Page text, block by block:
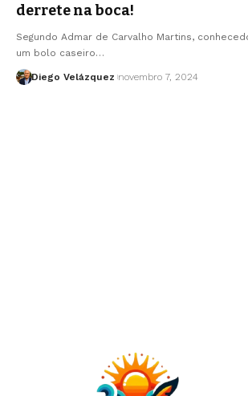
derrete na boca!
Segundo Admar de Carvalho Martins,
um bolo caseiro…
Diego Velázquez novembro 7, 2024